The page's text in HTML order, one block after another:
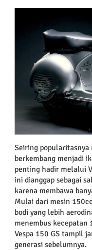
Seiring popularitasnya
berkembang menjadi
penting hadir melalui
ini dianggap sebagai
karena membawa
Mulai dari mesin
bodi yang lebih
menembus
Vespa 150 GS tampil
generasi sebelumnya.